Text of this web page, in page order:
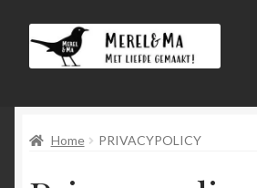
PayHome PRIVACYPOLICY